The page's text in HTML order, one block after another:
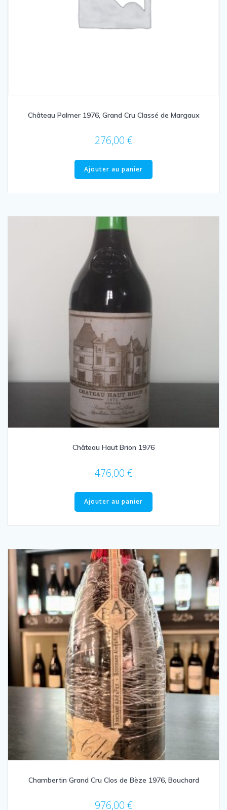
Château Palmer 1976, Grand Cru Classé de Margaux
276,00 €
Ajouter au panier
Château Haut Brion 1976
476,00 €
Ajouter au panier
Chambertin Grand Cru Clos de Bèze 1976, Bouchard
976,00 €